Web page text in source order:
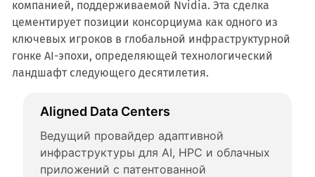
компанией, поддерживаемой Nvidia. Эта сделка
цементирует позиции консорциума как одного из
ключевых игроков в глобальной инфраструктурной
гонке AI-эпохи, определяющей технологический
ландшафт следующего десятилетия.
Aligned Data Centers
Ведущий провайдер адаптивной
инфраструктуры для AI, HPC и облачных
приложений с патентованной